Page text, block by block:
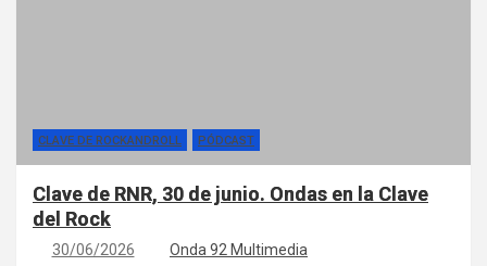
CLAVE DE ROCKANDROLL PÓDCAST
Clave de RNR, 30 de junio. Ondas en la Clave
del Rock
30/06/2026 Onda 92 Multimedia